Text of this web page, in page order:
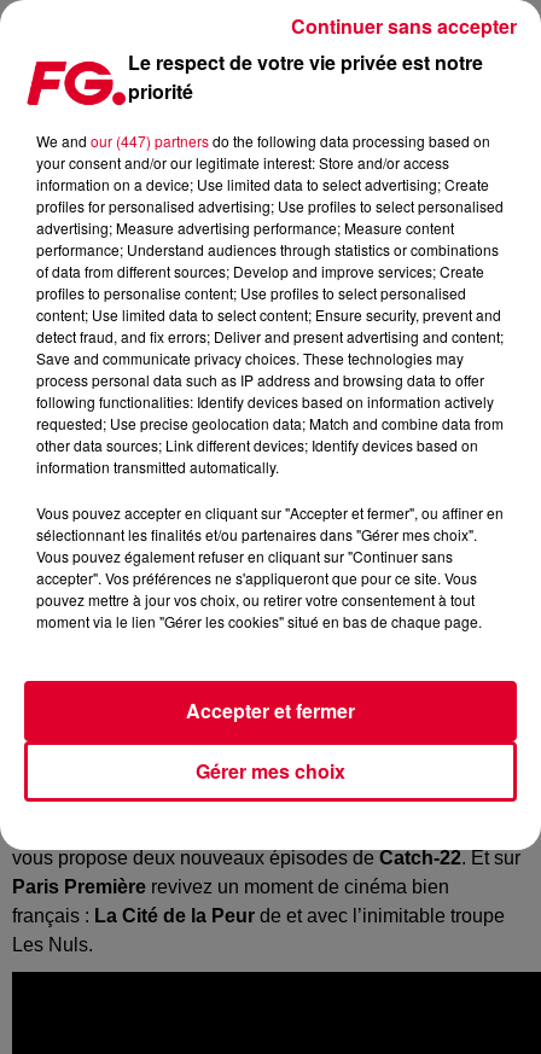
LES BONS PLANS TV DU JEUDI 23 MAI
Publié : 23 mai 2019 à 16h05 par Julien Claude Penegry
Le meilleur de la TV et écrans du
jeudi 23 mai sélectionné par l'Happy
Hour : une série sur le tourisme
alternatif, un biopic et une suite.
Au programme des réjouissances de ce soir, retrouvez à 21h
vous propose deux nouveaux épisodes de Catch-22. Et sur
Paris Première revivez un moment de cinéma bien
français : La Cité de la Peur de et avec l’inimitable troupe
Les Nuls.
Le respect de votre vie privée est notre
priorité
We and our (447) partnersdo the following data processing based on
your consent and/or our legitimate interest: Store and/or access
information on a device; Use limited data to select advertising; Create
profiles for personalised advertising; Use profiles to select personalised
advertising; Measure advertising performance; Measure content
performance; Understand audiences through statistics or combinations
of data from different sources; Develop and improve services; Create
profiles to personalise content; Use profiles to select personalised
content; Use limited data to select content; Ensure security, prevent and
detect fraud, and fix errors; Deliver and present advertising and content;
Save and communicate privacy choices. These technologies may
process personal data such as IP address and browsing data to offer
following functionalities: Identify devices based on information actively
requested; Use precise geolocation data; Match and combine data from
other data sources; Link different devices; Identify devices based on
information transmitted automatically.
Vous pouvez accepter en cliquant sur "Accepter et fermer", ou affiner en
sélectionnant les finalités et/ou partenaires dans "Gérer mes choix".
Vous pouvez également refuser en cliquant sur "Continuer sans
accepter". Vos préférences ne s'appliqueront que pour ce site. Vous
pouvez mettre à jour vos choix, ou retirer votre consentement à tout
moment via le lien "Gérer les cookies" situé en bas de chaque page.
Gérer mes choix
Accepter et fermer
Continuer sans accepter